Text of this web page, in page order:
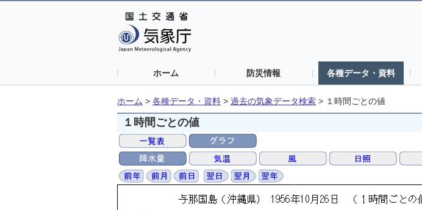
ホーム 防災情報 各種データ・資料
ホーム > 各種データ・資料 > 過去の気象データ検索 > １時間ごとの値
１時間ごとの値